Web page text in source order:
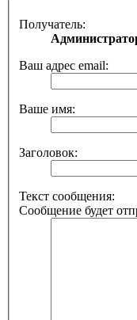
Получатель:
Ваш адрес email:
Ваше имя:
Заголовок:
Текст сообщения:
Сообщение будет